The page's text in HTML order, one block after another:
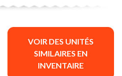
VOIR DES UNITÉS
SIMILAIRES EN
INVENTAIRE